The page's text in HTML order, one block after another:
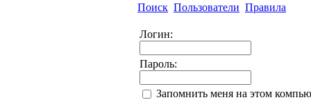
Поиск Пользователи Правила
Логин:
Пароль:
Запомнить меня на этом